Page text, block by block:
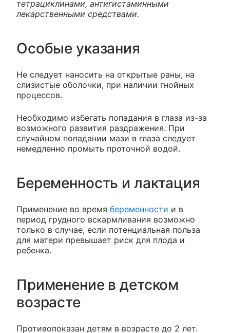
тетрациклинами, антигистаминными
лекарственными средствами.
Особые указания
Не следует наносить на открытые раны, на
слизистые оболочки, при наличии гнойных
процессов.
Необходимо избегать попадания в глаза из-за
возможного развития раздражения. При
случайном попадании мази в глаза следует
немедленно промыть проточной водой.
Беременность и лактация
Применение во время беременности и в
период грудного вскармливания возможно
только в случае, если потенциальная польза
для матери превышает риск для плода и
ребенка.
Применение в детском
возрасте
Противопоказан детям в возрасте до 2 лет.